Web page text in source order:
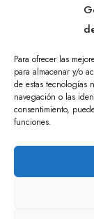
Para ofrecer las
para almacenar y/o
de estas tecnologías
navegación o las
consentimiento,
funciones.